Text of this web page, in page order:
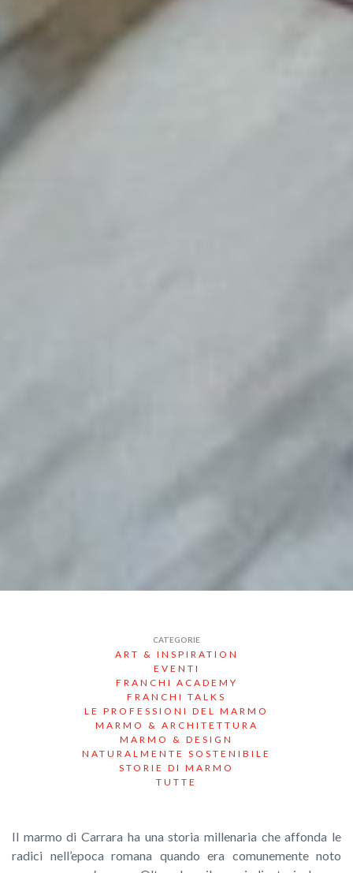
CATEGORIE
ART & INSPIRATION
EVENTI
FRANCHI ACADEMY
FRANCHI TALKS
LE PROFESSIONI DEL MARMO
MARMO & ARCHITETTURA
MARMO & DESIGN
NATURALMENTE SOSTENIBILE
STORIE DI MARMO
TUTTE
Il marmo di Carrara ha una storia millenaria che affonda le
radici nell’epoca romana quando era comunemente noto